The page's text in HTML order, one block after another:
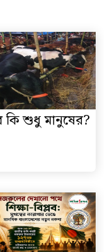
কি শুধু মানুষের?